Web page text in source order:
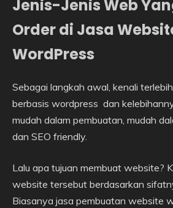
Jenis-Jenis Web
Order di Jasa
WordPress
Sebagai langkah awal, kenali
berbasis wordpress dan
mudah dalam pembuatan, mudah
dan SEO friendly.
Lalu apa tujuan membuat website?
website tersebut berdasarkan
Biasanya jasa pembuatan website